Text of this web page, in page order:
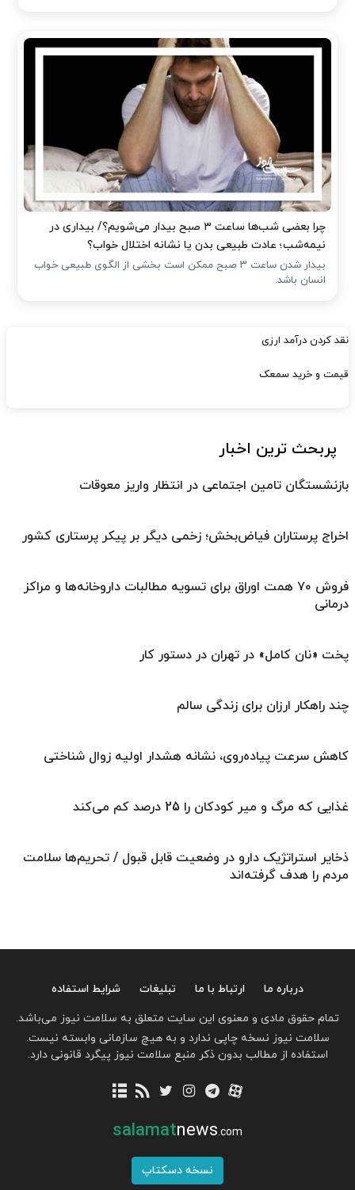
چرا بعضی شب‌ها ساعت ۳ صبح بیدار می‌شویم؟/ بیداری در
نیمه‌شب؛ عادت طبیعی بدن یا نشانه اختلال خواب؟
بیدار شدن ساعت ۳ صبح ممکن است بخشی از الگوی طبیعی خواب
انسان باشد.
نقد کردن درآمد ارزی
قیمت و خرید سمعک
پربحث ترین اخبار
بازنشستگان تامین اجتماعی در انتظار واریز معوقات
اخراج پرستاران فیاض‌بخش؛ زخمی دیگر بر پیکر پرستاری کشور
فروش ۷۰ همت اوراق برای تسویه مطالبات داروخانه‌ها و مراکز
درمانی
پخت «نان کامل» در تهران در دستور کار
چند راهکار ارزان برای زندگی سالم
کاهش سرعت پیاده‌روی، نشانه هشدار اولیه زوال شناختی
غذایی که مرگ و میر کودکان را 25 درصد کم می‌کند
ذخایر استراتژیک دارو در وضعیت قابل قبول / تحریم‌ها سلامت
مردم را هدف گرفته‌اند
درباره ما ارتباط با ما تبلیغات
شرایط استفاده
تمام حقوق مادی و معنوی این سایت متعلق به سلامت نیوز می‌باشد.
سلامت نیوز نسخه چاپی ندارد و به هیچ سازمانی وابسته نیست.
استفاده از مطالب بدون ذکر منبع سلامت نیوز پیگرد قانونی دارد.
salamatnews.com
نسخه دسکتاپ